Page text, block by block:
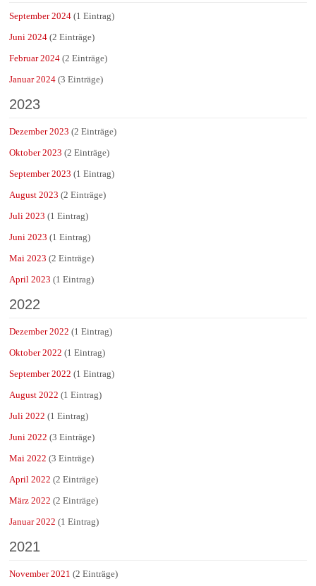
September 2024 (1 Eintrag)
Juni 2024 (2 Einträge)
Februar 2024 (2 Einträge)
Januar 2024 (3 Einträge)
2023
Dezember 2023 (2 Einträge)
Oktober 2023 (2 Einträge)
September 2023 (1 Eintrag)
August 2023 (2 Einträge)
Juli 2023 (1 Eintrag)
Juni 2023 (1 Eintrag)
Mai 2023 (2 Einträge)
April 2023 (1 Eintrag)
2022
Dezember 2022 (1 Eintrag)
Oktober 2022 (1 Eintrag)
September 2022 (1 Eintrag)
August 2022 (1 Eintrag)
Juli 2022 (1 Eintrag)
Juni 2022 (3 Einträge)
Mai 2022 (3 Einträge)
April 2022 (2 Einträge)
März 2022 (2 Einträge)
Januar 2022 (1 Eintrag)
2021
November 2021 (2 Einträge)